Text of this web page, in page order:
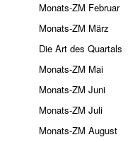
Monats-ZM Februar
Monats-ZM März
Die Art des Quartals
Monats-ZM Mai
Monats-ZM Juni
Monats-ZM Juli
Monats-ZM August